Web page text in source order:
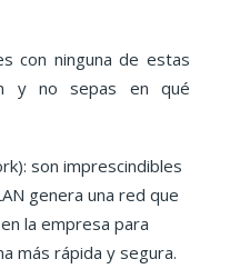
con ninguna de estas
y no sepas en qué
son imprescindibles
genera una red que
la empresa para
más rápida y segura.